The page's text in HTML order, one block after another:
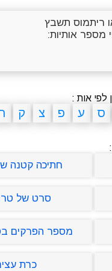
ריתמוס תשבץ
מספר אותיות:
לפי אות :
ס ע פ צ ק ר
חתיכה קטנה
סרט של
מספר הפרקים
כרת